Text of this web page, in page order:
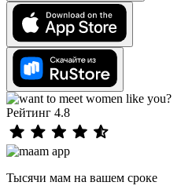
Рейтинг 4.8
Тысячи мам на вашем сроке